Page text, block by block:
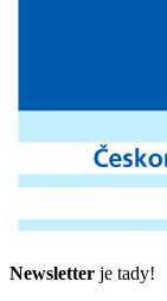
Newsletter je tady!